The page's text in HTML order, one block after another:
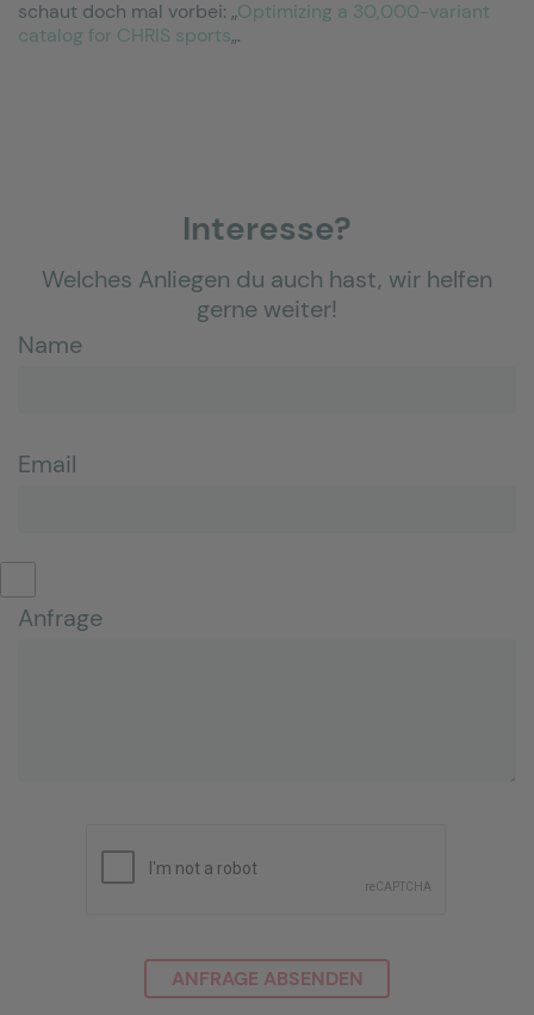
schaut doch mal vorbei: „Optimizing a 30,000-variant
catalog for CHRIS sports„.
Interesse?
Welches Anliegen du auch hast, wir helfen
gerne weiter!
Name
Email
Anfrage
ANFRAGE ABSENDEN